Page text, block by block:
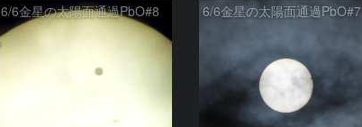
6/6金星の太陽面通過PbO#8 6/6金星の太陽面通過PbO#7